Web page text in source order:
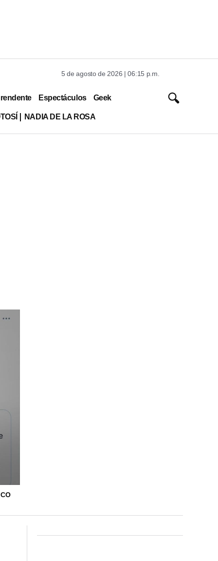
5 de agosto de 2026 | 06:15 p.m.
Espectáculos Geek
NADIA DE LA ROSA